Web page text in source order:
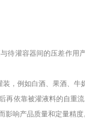
待灌容器间的压差作用
，例如白酒、果酒、牛
再依靠被灌液料的自重
响产品质量和定量精度